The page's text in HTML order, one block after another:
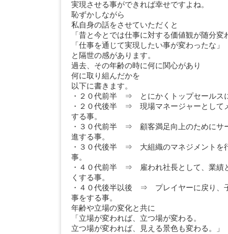
実現させる事ができれば幸せですよね。
恥ずかしながら
私自身の話をさせていただくと
「昔と今とでは仕事に対する価値観が随分変
「仕事を通じて実現したい事が変わったな」
と隔世の感があります。
過去、その年齢の時に何に関心があり
何に取り組んだかを
以下に書きます。
・２０代前半 ⇒ とにかくトップセールス
・２０代後半 ⇒ 現場マネージャーとして
する事。
・３０代前半 ⇒ 顧客満足向上のためにサ
進する事。
・３０代後半 ⇒ 大組織のマネジメントを
事。
・４０代前半 ⇒ 雇われ社長として、業績
くする事。
・４０代後半以後 ⇒ プレイヤーに戻り、
事をする事。
年齢や立場の変化と共に
「立場が変われば、立つ場が変わる。
立つ場が変われば、見える景色も変わる。」